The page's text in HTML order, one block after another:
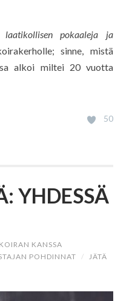
pokaaleja ja
sinne, mistä
alkoi miltei 20 vuotta
50
YHDESSÄ
KOIRAN KANSSA
POHDINNAT /
JÄTÄ